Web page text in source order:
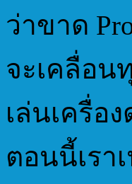
ว่าขาด
จะเคลื่อน
เล่นเครื่
ตอนนี้เรา